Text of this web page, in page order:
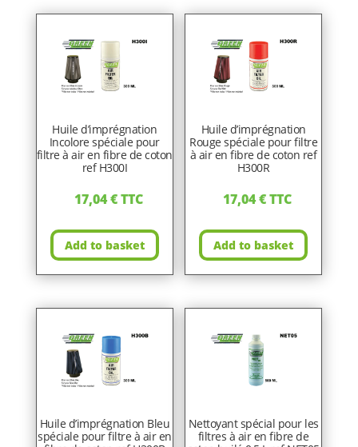
Huile d’imprégnation
Incolore spéciale pour
filtre à air en fibre de coton
ref H300I
17,04€TTC
Add to basket
Huile d’imprégnation
Rouge spéciale pour filtre
à air en fibre de coton ref
H300R
17,04€TTC
Add to basket
Huile d’imprégnation Bleu
spéciale pour filtre à air en
Nettoyant spécial pour les
filtres à air en fibre de